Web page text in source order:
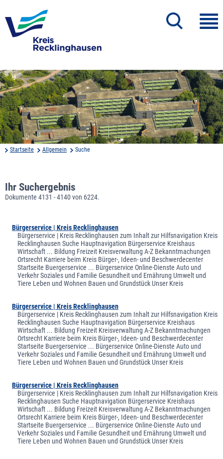
Startseite Allgemein Suche
Ihr Suchergebnis
Dokumente 4131 - 4140 von 6224.
Bürgerservice | Kreis Recklinghausen
Bürgerservice | Kreis Recklinghausen zum Inhalt zur Hilfsnavigation Kreis
Recklinghausen Suche Hauptnavigation Bürgerservice Kreishaus
Wirtschaft ... Bildung Freizeit Kreisverwaltung A-Z Bekanntmachungen
Ortsrecht Karriere beim Kreis Bürger-, Ideen- und Beschwerdecenter
Startseite Buergerservice ... Bürgerservice Online-Dienste Auto und
Verkehr Soziales und Familie Gesundheit und Ernährung Umwelt und
Tiere Leben und Wohnen Bauen und Grundstück Unser Kreis
Bürgerservice | Kreis Recklinghausen
Bürgerservice | Kreis Recklinghausen zum Inhalt zur Hilfsnavigation Kreis
Recklinghausen Suche Hauptnavigation Bürgerservice Kreishaus
Wirtschaft ... Bildung Freizeit Kreisverwaltung A-Z Bekanntmachungen
Ortsrecht Karriere beim Kreis Bürger-, Ideen- und Beschwerdecenter
Startseite Buergerservice ... Bürgerservice Online-Dienste Auto und
Verkehr Soziales und Familie Gesundheit und Ernährung Umwelt und
Tiere Leben und Wohnen Bauen und Grundstück Unser Kreis
Bürgerservice | Kreis Recklinghausen
Bürgerservice | Kreis Recklinghausen zum Inhalt zur Hilfsnavigation Kreis
Recklinghausen Suche Hauptnavigation Bürgerservice Kreishaus
Wirtschaft ... Bildung Freizeit Kreisverwaltung A-Z Bekanntmachungen
Ortsrecht Karriere beim Kreis Bürger-, Ideen- und Beschwerdecenter
Startseite Buergerservice ... Bürgerservice Online-Dienste Auto und
Verkehr Soziales und Familie Gesundheit und Ernährung Umwelt und
Tiere Leben und Wohnen Bauen und Grundstück Unser Kreis